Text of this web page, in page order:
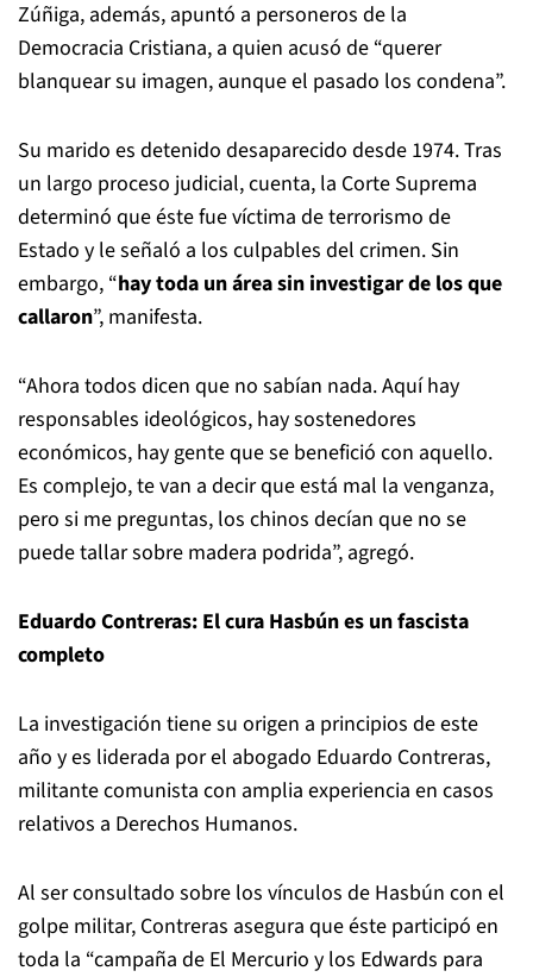
Zúñiga, además, apuntó a personeros de la
Democracia Cristiana, a quien acusó de “querer
blanquear su imagen, aunque el pasado los condena”.
Su marido es detenido desaparecido desde 1974. Tras
un largo proceso judicial, cuenta, la Corte Suprema
determinó que éste fue víctima de terrorismo de
Estado y le señaló a los culpables del crimen. Sin
embargo, “hay toda un área sin investigar de los que
callaron”, manifesta.
“Ahora todos dicen que no sabían nada. Aquí hay
responsables ideológicos, hay sostenedores
económicos, hay gente que se benefició con aquello.
Es complejo, te van a decir que está mal la venganza,
pero si me preguntas, los chinos decían que no se
puede tallar sobre madera podrida”, agregó.
Eduardo Contreras: El cura Hasbún es un fascista
completo
La investigación tiene su origen a principios de este
año y es liderada por el abogado Eduardo Contreras,
militante comunista con amplia experiencia en casos
relativos a Derechos Humanos.
Al ser consultado sobre los vínculos de Hasbún con el
golpe militar, Contreras asegura que éste participó en
toda la “campaña de El Mercurio y los Edwards para